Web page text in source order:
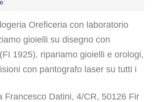
Oreficeria con laboratorio
gioielli su disegno con
1925), ripariamo gioielli e orologi,
con pantografo laser su tutti i
Francesco Datini, 4/CR, 50126 Fir